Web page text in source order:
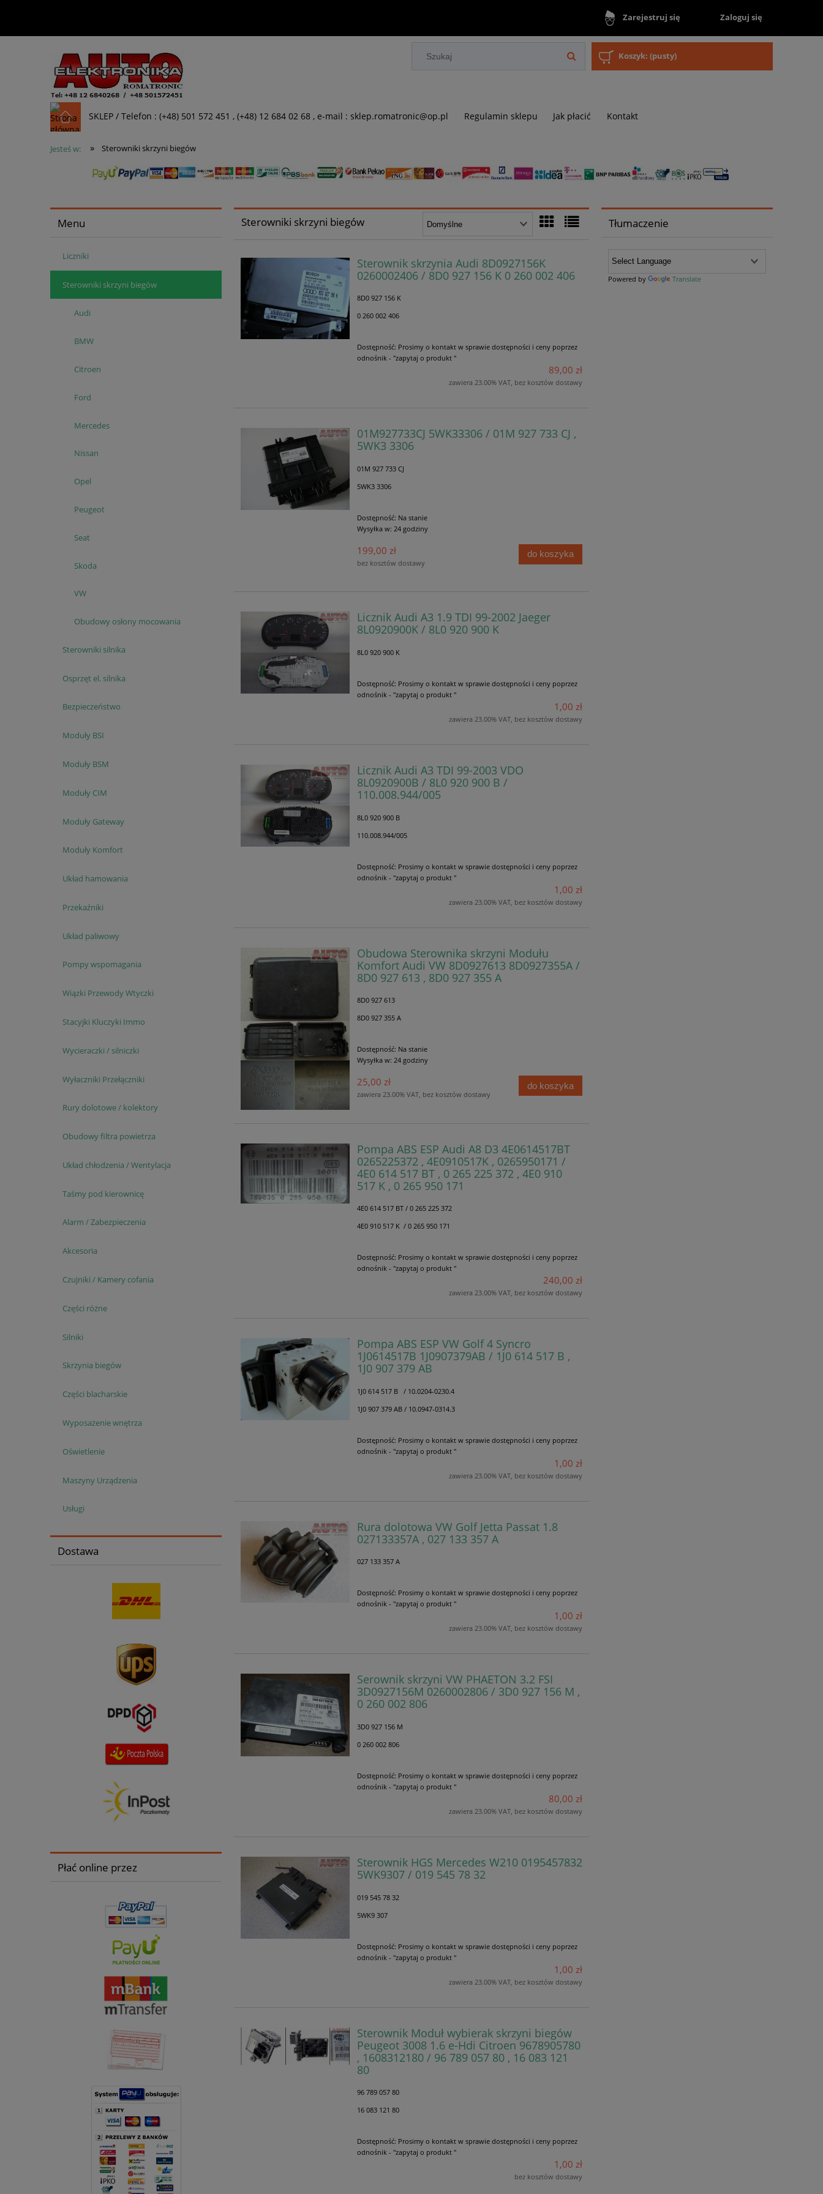
Zarejestruj się Zaloguj się
Koszyk: (pusty)
SKLEP / Telefon : (+48) 501 572 451 , (+48) 12 684 02 68 , e-mail : sklep.romatronic@op.pl Regulamin sklepu Jak płacić Kontakt
Jesteś w: » Sterowniki skrzyni biegów
Menu
Liczniki
Sterowniki skrzyni biegów
Audi
BMW
Citroen
Ford
Mercedes
Nissan
Opel
Peugeot
Seat
Skoda
VW
Obudowy osłony mocowania
Sterowniki silnika
Osprzęt el. silnika
Bezpieczeństwo
Moduły BSI
Moduły BSM
Moduły CIM
Moduły Gateway
Moduły Komfort
Układ hamowania
Przekaźniki
Układ paliwowy
Pompy wspomagania
Wiązki Przewody Wtyczki
Stacyjki Kluczyki Immo
Wycieraczki / silniczki
Wyłaczniki Przełączniki
Rury dolotowe / kolektory
Obudowy filtra powietrza
Układ chłodzenia / Wentylacja
Taśmy pod kierownicę
Alarm / Zabezpieczenia
Akcesoria
Czujniki / Kamery cofania
Części różne
Silniki
Skrzynia biegów
Części blacharskie
Wyposażenie wnętrza
Oświetlenie
Maszyny Urządzenia
Usługi
Dostawa
Płać online przez
Sterowniki skrzyni biegów
Sterownik skrzynia Audi 8D0927156K
0260002406 / 8D0 927 156 K 0 260 002 406
8D0 927 156 K
0 260 002 406
Dostępność: Prosimy o kontakt w sprawie dostępności i ceny poprzez
odnośnik - "zapytaj o produkt "
89,00 zł
zawiera 23.00% VAT, bez kosztów dostawy
01M927733CJ 5WK33306 / 01M 927 733 CJ ,
5WK3 3306
01M 927 733 CJ
5WK3 3306
Dostępność: Na stanie
Wysyłka w: 24 godziny
199,00 zł
bez kosztów dostawy
do koszyka
Licznik Audi A3 1.9 TDI 99-2002 Jaeger
8L0920900K / 8L0 920 900 K
8L0 920 900 K
Dostępność: Prosimy o kontakt w sprawie dostępności i ceny poprzez
odnośnik - "zapytaj o produkt "
1,00 zł
zawiera 23.00% VAT, bez kosztów dostawy
Licznik Audi A3 TDI 99-2003 VDO
8L0920900B / 8L0 920 900 B /
110.008.944/005
8L0 920 900 B
110.008.944/005
Dostępność: Prosimy o kontakt w sprawie dostępności i ceny poprzez
odnośnik - "zapytaj o produkt "
1,00 zł
zawiera 23.00% VAT, bez kosztów dostawy
Obudowa Sterownika skrzyni Modułu
Komfort Audi VW 8D0927613 8D0927355A /
8D0 927 613 , 8D0 927 355 A
8D0 927 613
8D0 927 355 A
Dostępność: Na stanie
Wysyłka w: 24 godziny
25,00 zł
zawiera 23.00% VAT, bez kosztów dostawy
do koszyka
Pompa ABS ESP Audi A8 D3 4E0614517BT
0265225372 , 4E0910517K , 0265950171 /
4E0 614 517 BT , 0 265 225 372 , 4E0 910
517 K , 0 265 950 171
4E0 614 517 BT / 0 265 225 372
4E0 910 517 K / 0 265 950 171
Dostępność: Prosimy o kontakt w sprawie dostępności i ceny poprzez
odnośnik - "zapytaj o produkt "
240,00 zł
zawiera 23.00% VAT, bez kosztów dostawy
Pompa ABS ESP VW Golf 4 Syncro
1J0614517B 1J0907379AB / 1J0 614 517 B ,
1J0 907 379 AB
1J0 614 517 B / 10.0204-0230.4
1J0 907 379 AB / 10.0947-0314.3
Dostępność: Prosimy o kontakt w sprawie dostępności i ceny poprzez
odnośnik - "zapytaj o produkt "
1,00 zł
zawiera 23.00% VAT, bez kosztów dostawy
Rura dolotowa VW Golf Jetta Passat 1.8
027133357A , 027 133 357 A
027 133 357 A
Dostępność: Prosimy o kontakt w sprawie dostępności i ceny poprzez
odnośnik - "zapytaj o produkt "
1,00 zł
zawiera 23.00% VAT, bez kosztów dostawy
Serownik skrzyni VW PHAETON 3.2 FSI
3D0927156M 0260002806 / 3D0 927 156 M ,
0 260 002 806
3D0 927 156 M
0 260 002 806
Dostępność: Prosimy o kontakt w sprawie dostępności i ceny poprzez
odnośnik - "zapytaj o produkt "
80,00 zł
zawiera 23.00% VAT, bez kosztów dostawy
Sterownik HGS Mercedes W210 0195457832
5WK9307 / 019 545 78 32
019 545 78 32
5WK9 307
Dostępność: Prosimy o kontakt w sprawie dostępności i ceny poprzez
odnośnik - "zapytaj o produkt "
1,00 zł
zawiera 23.00% VAT, bez kosztów dostawy
Sterownik Moduł wybierak skrzyni biegów
Peugeot 3008 1.6 e-Hdi Citroen 9678905780
, 1608312180 / 96 789 057 80 , 16 083 121
80
96 789 057 80
16 083 121 80
Dostępność: Prosimy o kontakt w sprawie dostępności i ceny poprzez
odnośnik - "zapytaj o produkt "
1,00 zł
bez kosztów dostawy
Tłumaczenie
Powered by Translate